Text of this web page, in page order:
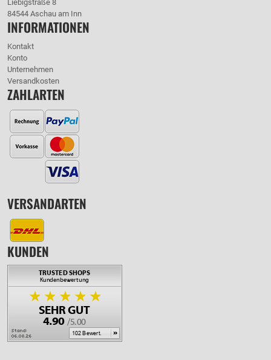
Liebigstraße 8
84544 Aschau am Inn
INFORMATIONEN
Kontakt
Konto
Unternehmen
Versandkosten
ZAHLARTEN
VERSANDARTEN
KUNDEN